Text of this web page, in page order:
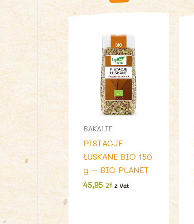
BAKALIE
PISTACJE
ŁUSKANE BIO 150
g – BIO PLANET
45,95zł z Vat